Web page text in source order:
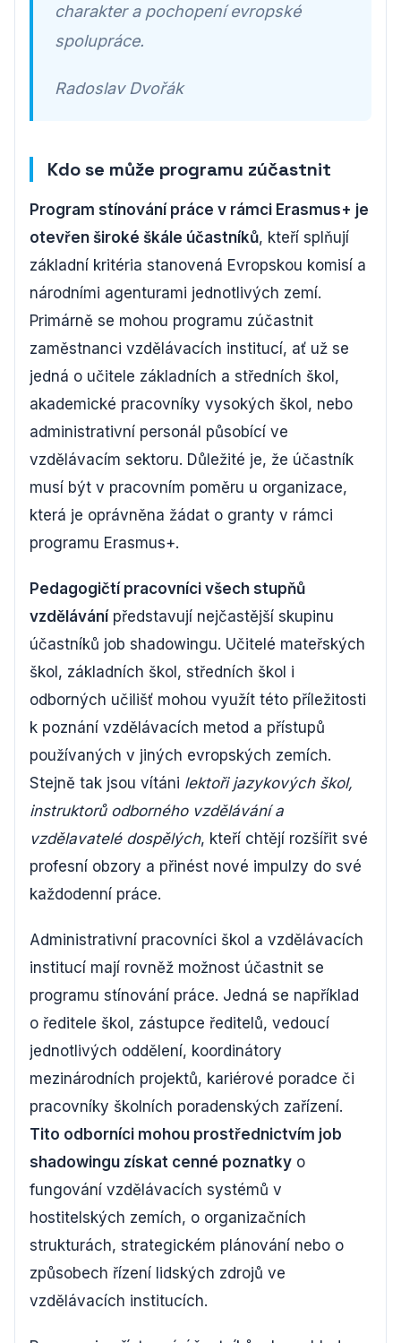
charakter a pochopení evropské
spolupráce.
Radoslav Dvořák
Kdo se může programu zúčastnit
Program stínování práce v rámci Erasmus+ je
otevřen široké škále účastníků, kteří splňují
základní kritéria stanovená Evropskou komisí a
národními agenturami jednotlivých zemí.
Primárně se mohou programu zúčastnit
zaměstnanci vzdělávacích institucí, ať už se
jedná o učitele základních a středních škol,
akademické pracovníky vysokých škol, nebo
administrativní personál působící ve
vzdělávacím sektoru. Důležité je, že účastník
musí být v pracovním poměru u organizace,
která je oprávněna žádat o granty v rámci
programu Erasmus+.
Pedagogičtí pracovníci všech stupňů
vzdělávání představují nejčastější skupinu
účastníků job shadowingu. Učitelé mateřských
škol, základních škol, středních škol i
odborných učilišť mohou využít této příležitosti
k poznání vzdělávacích metod a přístupů
používaných v jiných evropských zemích.
Stejně tak jsou vítáni lektoři jazykových škol,
instruktorů odborného vzdělávání a
vzdělavatelé dospělých, kteří chtějí rozšířit své
profesní obzory a přinést nové impulzy do své
každodenní práce.
Administrativní pracovníci škol a vzdělávacích
institucí mají rovněž možnost účastnit se
programu stínování práce. Jedná se například
o ředitele škol, zástupce ředitelů, vedoucí
jednotlivých oddělení, koordinátory
mezinárodních projektů, kariérové poradce či
pracovníky školních poradenských zařízení.
Tito odborníci mohou prostřednictvím job
shadowingu získat cenné poznatky o
fungování vzdělávacích systémů v
hostitelských zemích, o organizačních
strukturách, strategickém plánování nebo o
způsobech řízení lidských zdrojů ve
vzdělávacích institucích.